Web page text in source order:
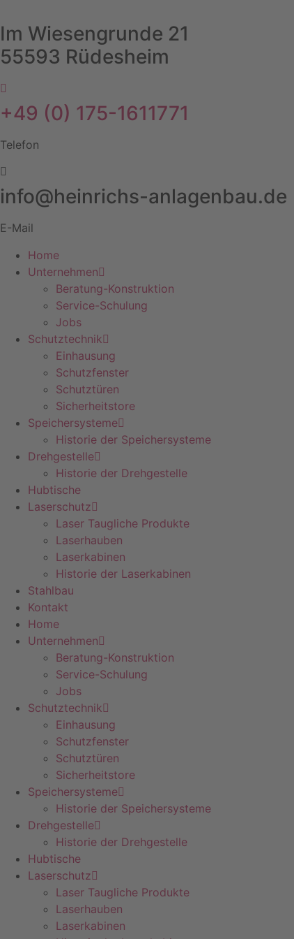
Inhalt
springen
Im Wiesengrunde 21
55593 Rüdesheim
+49 (0) 175-1611771
Telefon
info@heinrichs-anlagenbau.de
E-Mail
Home
Unternehmen
Beratung-Konstruktion
Service-Schulung
Jobs
Schutztechnik
Einhausung
Schutzfenster
Schutztüren
Sicherheitstore
Speichersysteme
Historie der Speichersysteme
Drehgestelle
Historie der Drehgestelle
Hubtische
Laserschutz
Laser Taugliche Produkte
Laserhauben
Laserkabinen
Historie der Laserkabinen
Stahlbau
Kontakt
Home
Unternehmen
Beratung-Konstruktion
Service-Schulung
Jobs
Schutztechnik
Einhausung
Schutzfenster
Schutztüren
Sicherheitstore
Speichersysteme
Historie der Speichersysteme
Drehgestelle
Historie der Drehgestelle
Hubtische
Laserschutz
Laser Taugliche Produkte
Laserhauben
Laserkabinen